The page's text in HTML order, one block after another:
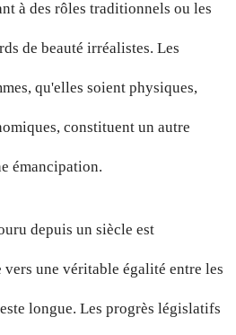
à des rôles traditionnels ou les
de beauté irréalistes. Les
qu'elles soient physiques,
constituent un autre
émancipation.
depuis un siècle est
une véritable égalité entre les
longue. Les progrès législatifs